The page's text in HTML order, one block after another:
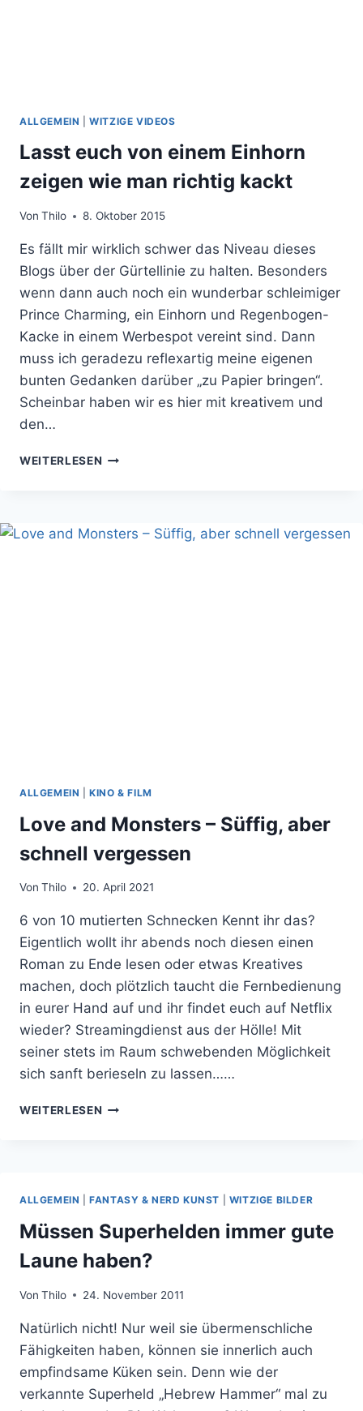
ALLGEMEIN |WITZIGE VIDEOS
Lasst euch von einem Einhorn
zeigen wie man richtig kackt
Von Thilo 8. Oktober 2015
Es fällt mir wirklich schwer das Niveau dieses
Blogs über der Gürtellinie zu halten. Besonders
wenn dann auch noch ein wunderbar schleimiger
Prince Charming, ein Einhorn und Regenbogen-
Kacke in einem Werbespot vereint sind. Dann
muss ich geradezu reflexartig meine eigenen
bunten Gedanken darüber „zu Papier bringen“.
Scheinbar haben wir es hier mit kreativem und
den…
WEITERLESEN LASST
ZEIGEN
ALLGEMEIN |KINO & FILM
Love and Monsters – Süffig, aber
schnell vergessen
Von Thilo 20. April 2021
6 von 10 mutierten Schnecken Kennt ihr das?
Eigentlich wollt ihr abends noch diesen einen
Roman zu Ende lesen oder etwas Kreatives
machen, doch plötzlich taucht die Fernbedienung
in eurer Hand auf und ihr findet euch auf Netflix
wieder? Streamingdienst aus der Hölle! Mit
seiner stets im Raum schwebenden Möglichkeit
sich sanft berieseln zu lassen……
WEITERLESEN LOVE
VERGESSEN
ALLGEMEIN |FANTASY & NERD KUNST WITZIGE BILDER
Müssen Superhelden immer gute
Laune haben?
Von Thilo 24. November 2011
Natürlich nicht! Nur weil sie übermenschliche
Fähigkeiten haben, können sie innerlich auch
empfindsame Küken sein. Denn wie der
verkannte Superheld „Hebrew Hammer“ mal zu